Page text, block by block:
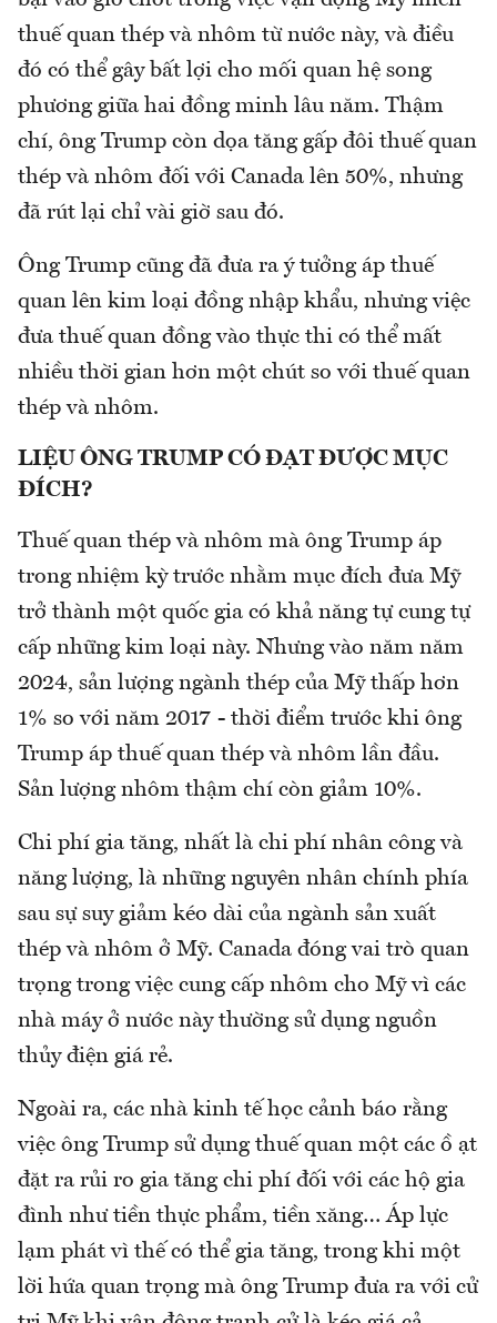
thuế quan thép và nhôm từ nước này, và điều
đó có thể gây bất lợi cho mối quan hệ song
phương giữa hai đồng minh lâu năm. Thậm
chí, ông Trump còn dọa tăng gấp đôi thuế quan
thép và nhôm đối với Canada lên 50%, nhưng
đã rút lại chỉ vài giờ sau đó.
Ông Trump cũng đã đưa ra ý tưởng áp thuế
quan lên kim loại đồng nhập khẩu, nhưng việc
đưa thuế quan đồng vào thực thi có thể mất
nhiều thời gian hơn một chút so với thuế quan
thép và nhôm.
LIỆU ÔNG TRUMP CÓ ĐẠT ĐƯỢC MỤC
ĐÍCH?
Thuế quan thép và nhôm mà ông Trump áp
trong nhiệm kỳ trước nhằm mục đích đưa Mỹ
trở thành một quốc gia có khả năng tự cung tự
cấp những kim loại này. Nhưng vào năm năm
2024, sản lượng ngành thép của Mỹ thấp hơn
1% so với năm 2017 - thời điểm trước khi ông
Trump áp thuế quan thép và nhôm lần đầu.
Sản lượng nhôm thậm chí còn giảm 10%.
Chi phí gia tăng, nhất là chi phí nhân công và
năng lượng, là những nguyên nhân chính phía
sau sự suy giảm kéo dài của ngành sản xuất
thép và nhôm ở Mỹ. Canada đóng vai trò quan
trọng trong việc cung cấp nhôm cho Mỹ vì các
nhà máy ở nước này thường sử dụng nguồn
thủy điện giá rẻ.
Ngoài ra, các nhà kinh tế học cảnh báo rằng
việc ông Trump sử dụng thuế quan một các ồ ạt
đặt ra rủi ro gia tăng chi phí đối với các hộ gia
đình như tiền thực phẩm, tiền xăng… Áp lực
lạm phát vì thế có thể gia tăng, trong khi một
lời hứa quan trọng mà ông Trump đưa ra với cử